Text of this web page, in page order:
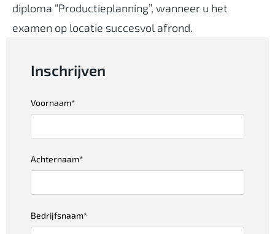
diploma “Productieplanning”, wanneer u het
examen op locatie succesvol afrond.
Inschrijven
Voornaam*
Achternaam*
Bedrijfsnaam*